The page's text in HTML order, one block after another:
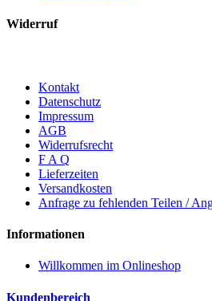
Widerruf
Kontakt
Datenschutz
Impressum
AGB
Widerrufsrecht
F A Q
Lieferzeiten
Versandkosten
Anfrage zu fehlenden Teilen /
Informationen
Willkommen im Onlineshop
Kundenbereich